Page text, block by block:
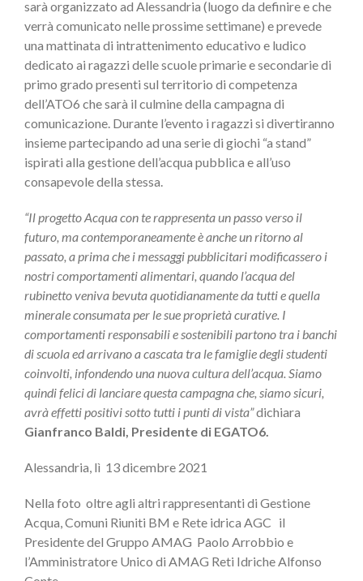
sarà organizzato ad Alessandria (luogo da definire e che
verrà comunicato nelle prossime settimane) e prevede
una mattinata di intrattenimento educativo e ludico
dedicato ai ragazzi delle scuole primarie e secondarie di
primo grado presenti sul territorio di competenza
dell’ATO6 che sarà il culmine della campagna di
comunicazione. Durante l’evento i ragazzi si divertiranno
insieme partecipando ad una serie di giochi “a stand”
ispirati alla gestione dell’acqua pubblica e all’uso
consapevole della stessa.
“Il progetto Acqua con te rappresenta un passo verso il
futuro, ma contemporaneamente è anche un ritorno al
passato, a prima che i messaggi pubblicitari modificassero i
nostri comportamenti alimentari, quando l’acqua del
rubinetto veniva bevuta quotidianamente da tutti e quella
minerale consumata per le sue proprietà curative. I
comportamenti responsabili e sostenibili partono tra i banchi
di scuola ed arrivano a cascata tra le famiglie degli studenti
coinvolti, infondendo una nuova cultura dell’acqua. Siamo
quindi felici di lanciare questa campagna che, siamo sicuri,
avrà effetti positivi sotto tutti i punti di vista”dichiara
Gianfranco Baldi, Presidente di EGATO6.
Alessandria, lì 13 dicembre 2021
Nella foto oltre agli altri rappresentanti di Gestione
Acqua, Comuni Riuniti BM e Rete idrica AGC il
Presidente del Gruppo AMAG Paolo Arrobbio e
l’Amministratore Unico di AMAG Reti Idriche Alfonso